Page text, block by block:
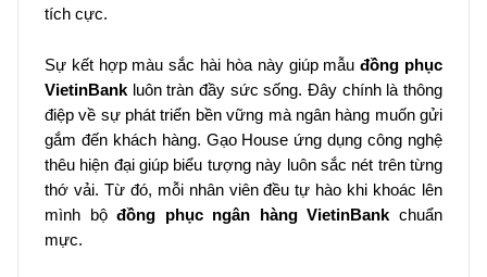
tích cực.
Sự kết hợp màu sắc hài hòa này giúp mẫuđồng phục
VietinBank luôn tràn đầy sức sống. Đây chính là thông
điệp về sự phát triển bền vững mà ngân hàng muốn gửi
gắm đến khách hàng. Gạo House ứng dụng công nghệ
thêu hiện đại giúp biểu tượng này luôn sắc nét trên từng
thớ vải. Từ đó, mỗi nhân viên đều tự hào khi khoác lên
mình bộđồng phục ngân hàng VietinBank chuẩn
mực.